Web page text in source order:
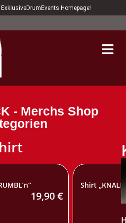
Homepage!
- Merchs Shop
19,90€
Shirt